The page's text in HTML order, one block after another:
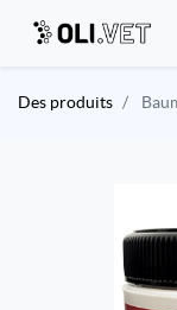
Des produits